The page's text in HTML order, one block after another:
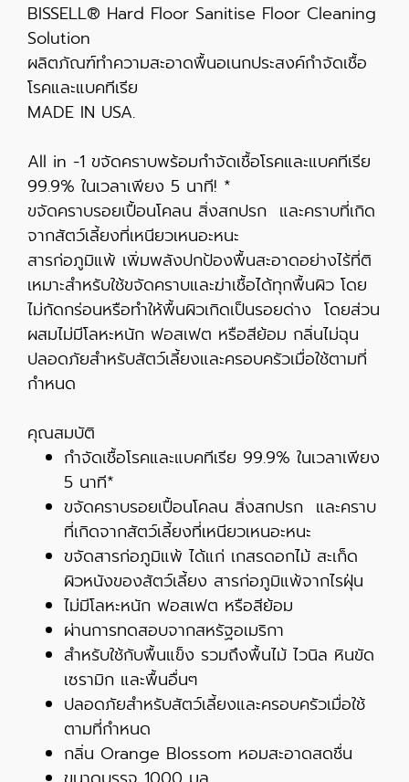
BISSELL® Hard Floor Sanitise Floor Cleaning
Solution
ผลิตภัณฑ์ทำความสะอาดพื้นอเนกประสงค์กำจัดเชื้อ
โรคและแบคทีเรีย
MADE IN USA.
All in -1 ขจัดคราบพร้อมกำจัดเชื้อโรคและแบคทีเรีย
99.9% ในเวลาเพียง 5 นาที! *
ขจัดคราบรอยเปื้อนโคลน สิ่งสกปรก และคราบที่เกิด
จากสัตว์เลี้ยงที่เหนียวเหนอะหนะ
สารก่อภูมิแพ้ เพิ่มพลังปกป้องพื้นสะอาดอย่างไร้ที่ติ
เหมาะสำหรับใช้ขจัดคราบและฆ่าเชื้อได้ทุกพื้นผิว โดย
ไม่กัดกร่อนหรือทำให้พื้นผิวเกิดเป็นรอยด่าง โดยส่วน
ผสมไม่มีโลหะหนัก ฟอสเฟต หรือสีย้อม กลิ่นไม่ฉุน
ปลอดภัยสำหรับสัตว์เลี้ยงและครอบครัวเมื่อใช้ตามที่
กำหนด
คุณสมบัติ
กำจัดเชื้อโรคและแบคทีเรีย 99.9% ในเวลาเพียง
5 นาที*
ขจัดคราบรอยเปื้อนโคลน สิ่งสกปรก และคราบ
ที่เกิดจากสัตว์เลี้ยงที่เหนียวเหนอะหนะ
ขจัดสารก่อภูมิแพ้ ได้แก่ เกสรดอกไม้ สะเก็ด
ผิวหนังของสัตว์เลี้ยง สารก่อภูมิแพ้จากไรฝุ่น
ไม่มีโลหะหนัก ฟอสเฟต หรือสีย้อม
ผ่านการทดสอบจากสหรัฐอเมริกา
สำหรับใช้กับพื้นแข็ง รวมถึงพื้นไม้ ไวนิล หินขัด
เซรามิก และพื้นอื่นๆ
ปลอดภัยสำหรับสัตว์เลี้ยงและครอบครัวเมื่อใช้
ตามที่กำหนด
กลิ่น Orange Blossom หอมสะอาดสดชื่น